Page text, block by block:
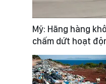
Mỹ: Hãng hàng
chấm dứt hoạt